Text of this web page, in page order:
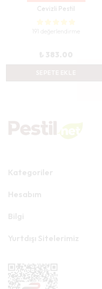
Cevizli Pestil
191 değerlendirme